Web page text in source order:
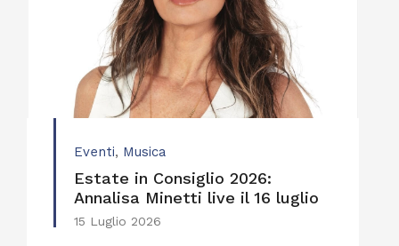
Eventi, Musica
Estate in Consiglio 2026:
Annalisa Minetti live il 16 luglio
15 Luglio 2026